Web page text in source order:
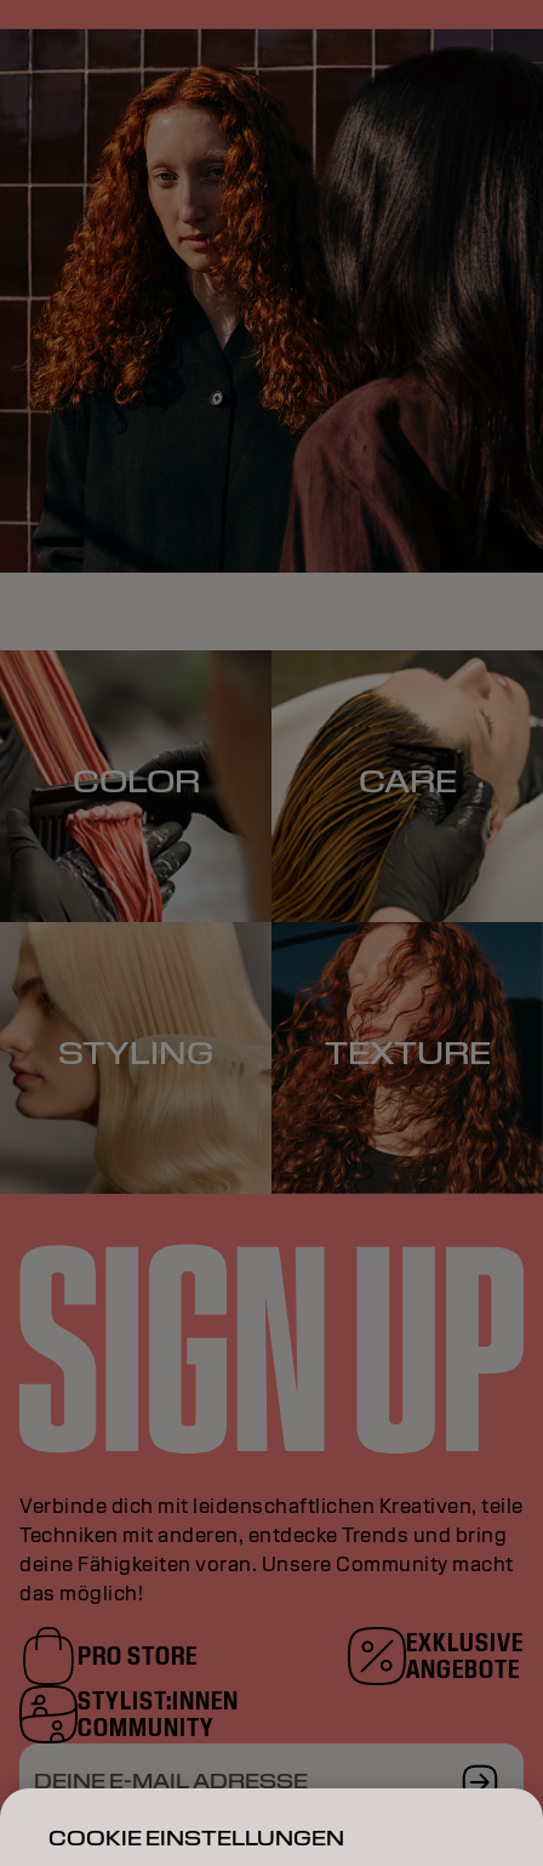
COLOR CARE
STYLING TEXTURE
Verbinde dich mit leidenschaftlichen Kreativen, teile
Techniken mit anderen, entdecke Trends und bring
deine Fähigkeiten voran. Unsere Community macht
das möglich!
PRO STORE
EXKLUSIVE
ANGEBOTE
STYLIST:INNEN
COMMUNITY
DEINE E-MAIL ADRESSE
COOKIE EINSTELLUNGEN